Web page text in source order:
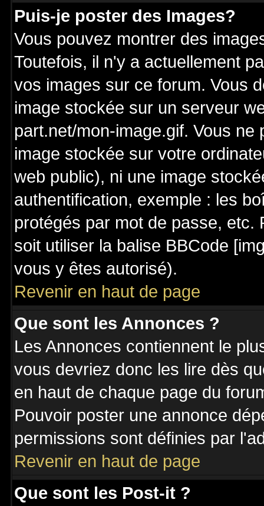
Puis-je poster des Images?
Vous pouvez montrer des
Toutefois, il n'y a actuellement
vos images sur ce forum. Vous
image stockée sur un serveur
part.net/mon-image.gif. Vous
image stockée sur votre
web public), ni une image
authentification, exemple : les
protégés par mot de passe, etc.
soit utiliser la balise BBCode
vous y êtes autorisé).
Revenir en haut de page
Que sont les Annonces ?
Les Annonces contiennent le
vous devriez donc les lire dès
en haut de chaque page du
Pouvoir poster une annonce
permissions sont définies par
Revenir en haut de page
Que sont les Post-it ?